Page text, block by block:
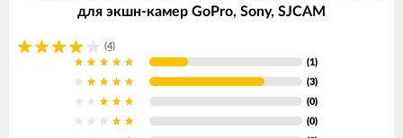
для экшн-камер GoPro, Sony, SJCAM
(4)
(1)
(3)
(0)
(0)